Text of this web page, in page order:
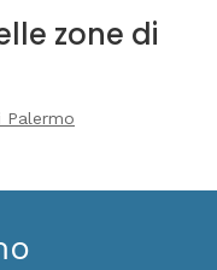
zone di
Palermo